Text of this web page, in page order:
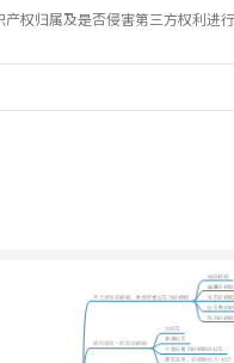
权归属及是否侵害第三方权利进